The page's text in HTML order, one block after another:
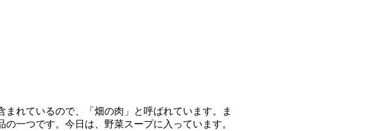
れているので、「畑の肉」と呼ばれています。ま
一つです。今日は、野菜スープに入っています。